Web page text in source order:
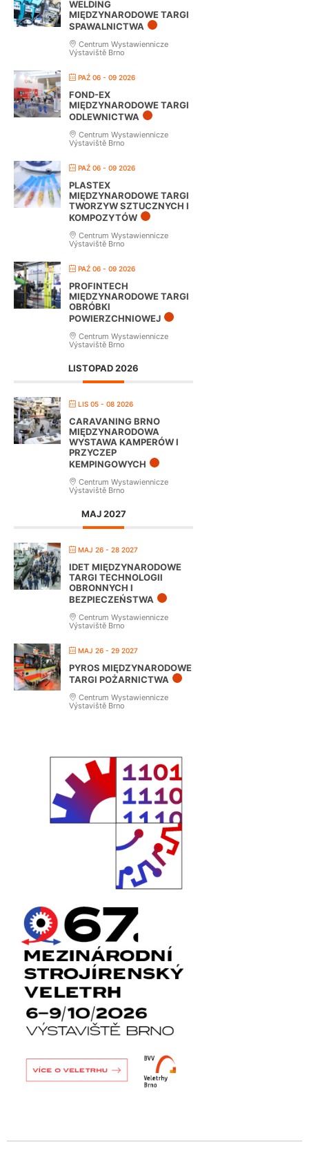
WELDING
MIĘDZYNARODOWE TARGI
SPAWALNICTWA
Centrum Wystawiennicze
Výstaviště Brno
PAŹ 06 - 09 2026
FOND-EX
MIĘDZYNARODOWE TARGI
ODLEWNICTWA
Centrum Wystawiennicze
Výstaviště Brno
PAŹ 06 - 09 2026
PLASTEX
MIĘDZYNARODOWE TARGI
TWORZYW SZTUCZNYCH I
KOMPOZYTÓW
Centrum Wystawiennicze
Výstaviště Brno
PAŹ 06 - 09 2026
PROFINTECH
MIĘDZYNARODOWE TARGI
OBRÓBKI
POWIERZCHNIOWEJ
Centrum Wystawiennicze
Výstaviště Brno
LISTOPAD 2026
LIS 05 - 08 2026
CARAVANING BRNO
MIĘDZYNARODOWA
WYSTAWA KAMPERÓW I
PRZYCZEP
KEMPINGOWYCH
Centrum Wystawiennicze
Výstaviště Brno
MAJ 2027
MAJ 26 - 28 2027
IDET MIĘDZYNARODOWE
TARGI TECHNOLOGII
OBRONNYCH I
BEZPIECZEŃSTWA
Centrum Wystawiennicze
Výstaviště Brno
MAJ 26 - 29 2027
PYROS MIĘDZYNARODOWE
TARGI POŻARNICTWA
Centrum Wystawiennicze
Výstaviště Brno